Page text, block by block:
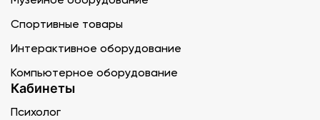
Спортивные товары
Интерактивное оборудование
Компьютерное оборудование
Кабинеты
Психолог